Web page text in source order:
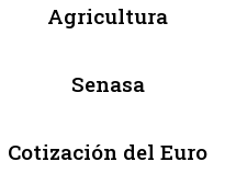
Agricultura
Senasa
Cotización del Euro